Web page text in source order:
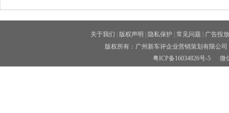
关于我们 版权声明 隐私保护 常见问题
广告投放
版权所有：广州新车评企业营销策划有限公
粤ICP备16034826号-5微信